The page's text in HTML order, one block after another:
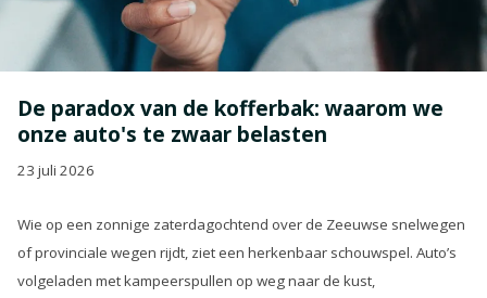
De paradox van de kofferbak: waarom we
onze auto's te zwaar belasten
23 juli 2026
Wie op een zonnige zaterdagochtend over de Zeeuwse snelwegen
of provinciale wegen rijdt, ziet een herkenbaar schouwspel. Auto’s
volgeladen met kampeerspullen op weg naar de kust,